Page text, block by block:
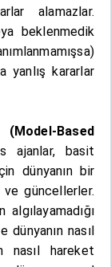
alamazlar.
beklenmedik
yanlış kararlar
Based
ajanlar, basit
dünyanın bir
güncellerler.
dünyanın nasıl
nasıl hareket